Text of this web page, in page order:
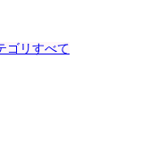
ゴリすべて